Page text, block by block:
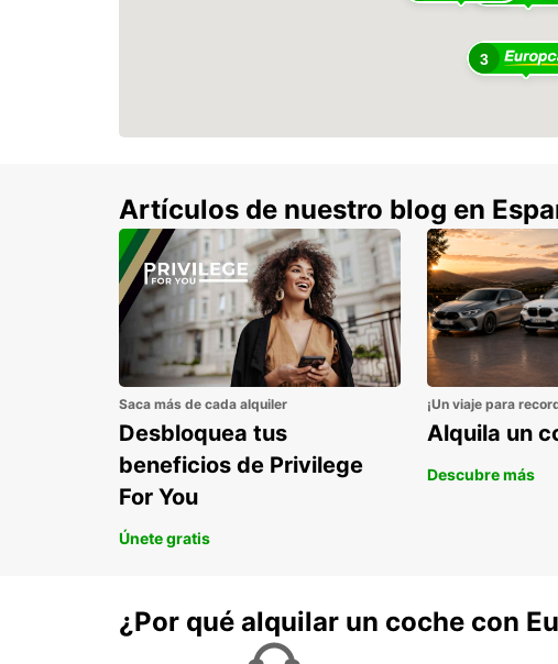
3
Artículos de nuestro blog en
Saca más de cada alquiler
Desbloquea tus
beneficios de Privilege
For You
Únete gratis
¡Un viaje para
Alquila un
Descubre más
¿Por qué alquilar un coche con